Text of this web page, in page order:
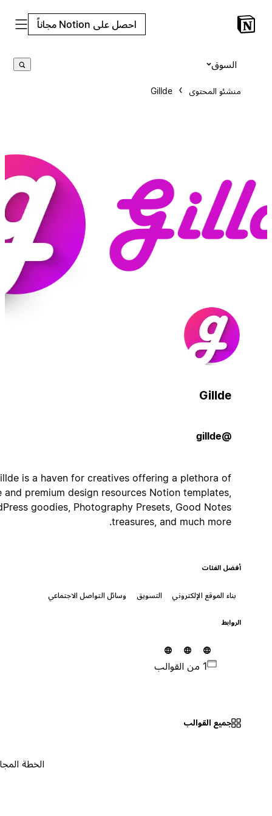
احصل على Notion مجاناً
منشئو المحتوى Gillde
Gillde
Gillde is a haven for creatives offering a plethora of
free and premium design resources Notion templates,
WordPress goodies, Photography Presets, Good Notes
treasures, and much more.
أفضل الفئات
بناء الموقع الإلكتروني التسويق وسائل التواصل الاجتماعي
جميع القوالب
الخطة المجانية ٠